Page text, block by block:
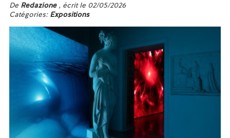
De Redazione , écrit le 02/05/2026
Catégories: Expositions